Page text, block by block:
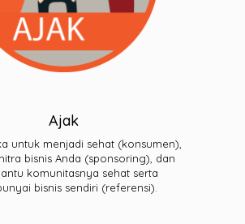
Ajak
untuk menjadi sehat (konsumen),
bisnis Anda (sponsoring), dan
komunitasnya sehat serta
bisnis sendiri (referensi).